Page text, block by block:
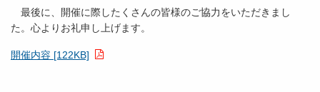
最後に、開催に際したくさんの皆様のご協力をいただきまし
た。心よりお礼申し上げます。
開催内容 [122KB]